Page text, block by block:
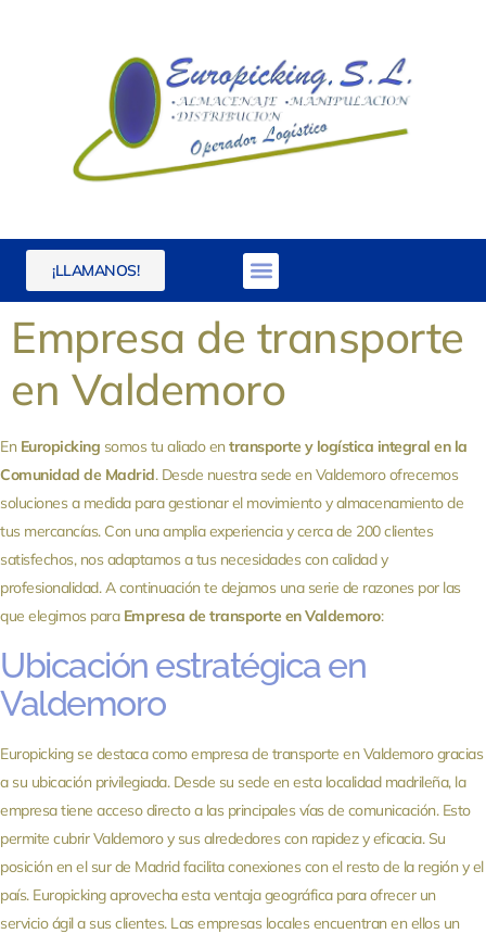
¡LLAMANOS!
Empresa de transporte
en Valdemoro
En Europicking somos tu aliado entransporte y logística integral en la
Comunidad de Madrid. Desde nuestra sede en Valdemoro ofrecemos
soluciones a medida para gestionar el movimiento y almacenamiento de
tus mercancías. Con una amplia experiencia y cerca de 200 clientes
satisfechos, nos adaptamos a tus necesidades con calidad y
profesionalidad. A continuación te dejamos una serie de razones por las
que elegirnos para Empresa de transporte en Valdemoro:
Ubicación estratégica en
Valdemoro
Europicking se destaca como empresa de transporte en Valdemoro gracias
a su ubicación privilegiada. Desde su sede en esta localidad madrileña, la
empresa tiene acceso directo a las principales vías de comunicación. Esto
permite cubrir Valdemoro y sus alrededores con rapidez y eficacia. Su
posición en el sur de Madrid facilita conexiones con el resto de la región y el
país. Europicking aprovecha esta ventaja geográfica para ofrecer un
servicio ágil a sus clientes. Las empresas locales encuentran en ellos un